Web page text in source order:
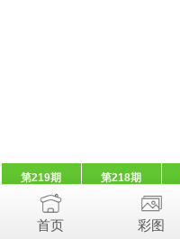
第219期 第218期
首页 彩图